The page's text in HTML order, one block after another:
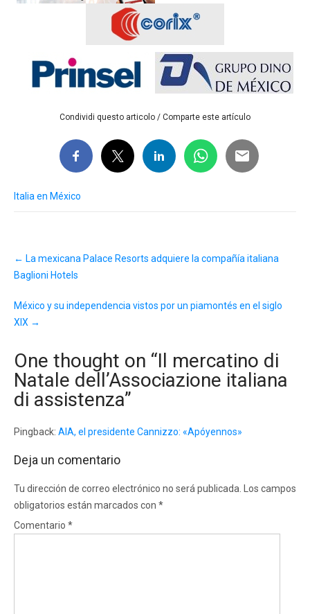
Condividi questo articolo / Comparte este artículo
Italia en México
navigation
← La mexicana Palace Resorts adquiere la compañía italiana
Baglioni Hotels
México y su independencia vistos por un piamontés en el siglo
XIX →
One thought on “Il mercatino di
Natale dell’Associazione italiana
di assistenza”
Pingback: AIA, el presidente Cannizzo: «Apóyennos»
Deja un comentario
Tu dirección de correo electrónico no será publicada.
Los campos
obligatorios están marcados con *
Comentario *